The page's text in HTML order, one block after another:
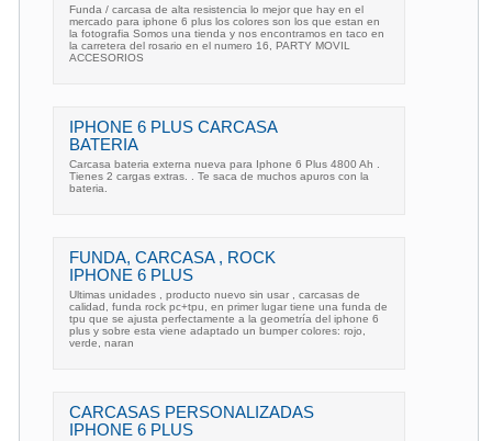
Funda / carcasa de alta resistencia lo mejor que hay en el
mercado para iphone 6 plus los colores son los que estan en
la fotografia Somos una tienda y nos encontramos en taco en
la carretera del rosario en el numero 16, PARTY MOVIL
ACCESORIOS
IPHONE 6 PLUS CARCASA
BATERIA
Carcasa bateria externa nueva para Iphone 6 Plus 4800 Ah .
Tienes 2 cargas extras. . Te saca de muchos apuros con la
bateria.
FUNDA, CARCASA , ROCK
IPHONE 6 PLUS
Ultimas unidades , producto nuevo sin usar , carcasas de
calidad, funda rock pc+tpu, en primer lugar tiene una funda de
tpu que se ajusta perfectamente a la geometría del iphone 6
plus y sobre esta viene adaptado un bumper colores: rojo,
verde, naran
CARCASAS PERSONALIZADAS
IPHONE 6 PLUS